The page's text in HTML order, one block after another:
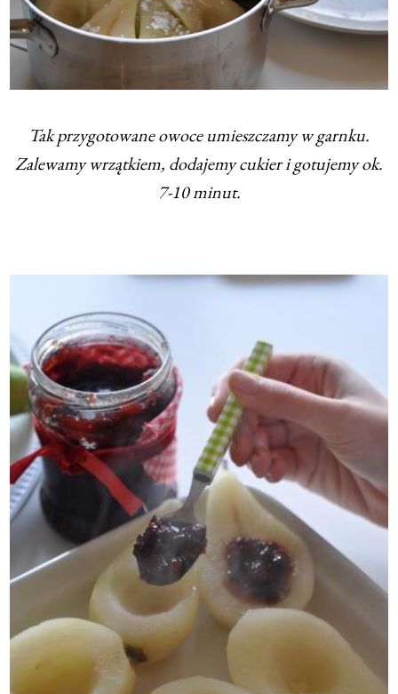
Tak przygotowane owoce umieszczamy w garnku.
Zalewamy wrzątkiem, dodajemy cukier i gotujemy ok.
7-10 minut.